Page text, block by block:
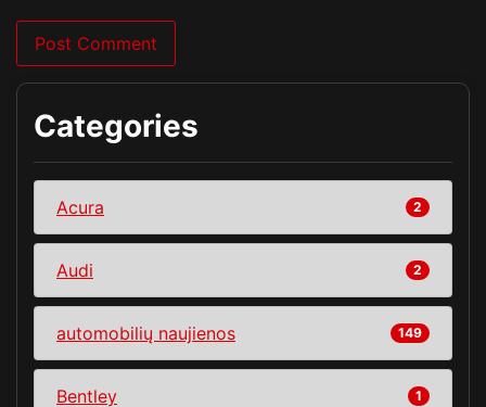
Categories
Acura 2
Audi 2
automobilių naujienos 149
Bentley 1